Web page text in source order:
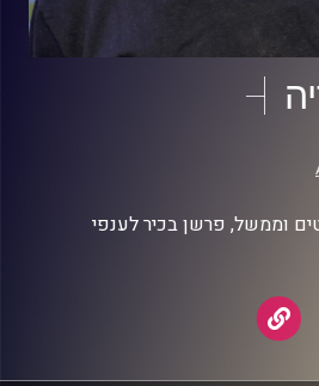
וממשל, פרשן בכיר לענפי